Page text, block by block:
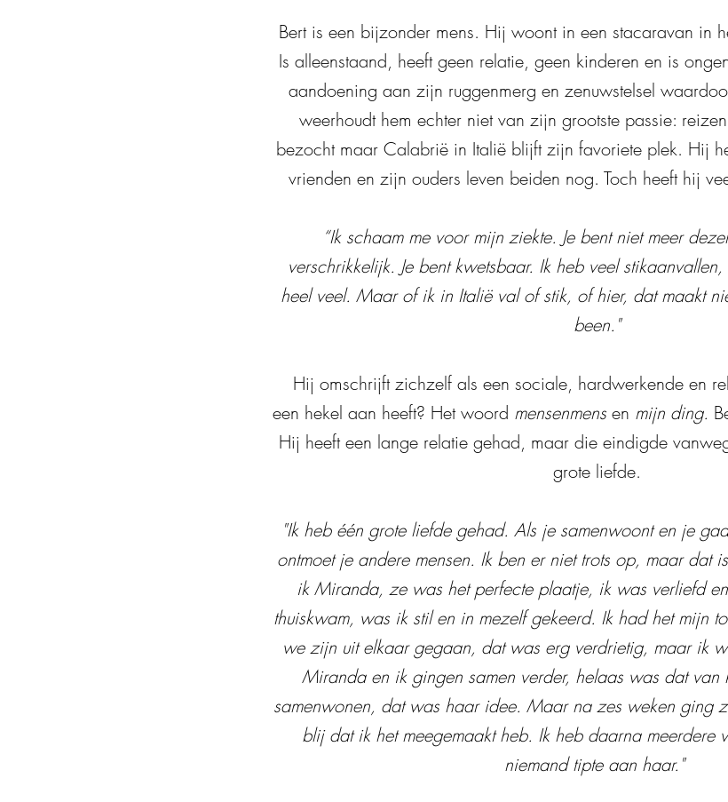
Bert is een bijzonder mens. Hij woont in een stacaravan in
Is alleenstaand, heeft geen relatie, geen kinderen en is
aandoening aan zijn ruggenmerg en zenuwstelsel
weerhoudt hem echter niet van zijn grootste passie:
bezocht maar Calabrië in Italië blijft zijn favoriete plek. Hij
vrienden en zijn ouders leven beiden nog. Toch heeft hij
“Ik schaam me voor mijn ziekte. Je bent niet meer
verschrikkelijk. Je bent kwetsbaar. Ik heb veel
heel veel. Maar of ik in Italië val of stik, of hier, dat maakt
been."
Hij omschrijft zichzelf als een sociale, hardwerkende en
een hekel aan heeft? Het woord mensenmens en mijn ding.
Hij heeft een lange relatie gehad, maar die eindigde
grote liefde.
"Ik heb één grote liefde gehad. Als je samenwoont en je
ontmoet je andere mensen. Ik ben er niet trots op, maar dat
ik Miranda, ze was het perfecte plaatje, ik was verliefd
thuiskwam, was ik stil en in mezelf gekeerd. Ik had het mijn
we zijn uit elkaar gegaan, dat was erg verdrietig, maar ik
Miranda en ik gingen samen verder, helaas was dat van
samenwonen, dat was haar idee. Maar na zes weken ging
blij dat ik het meegemaakt heb. Ik heb daarna meerdere
niemand tipte aan haar."